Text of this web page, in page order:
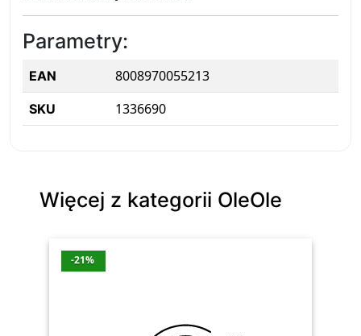
Parametry:
EAN 8008970055213
SKU 1336690
Więcej z kategorii OleOle
-21%